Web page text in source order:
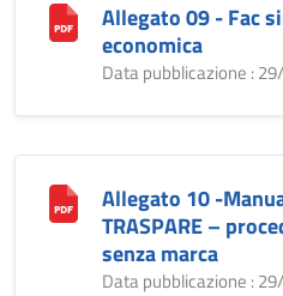
Allegato 09 - Fac
economica
Data pubblicazione :
Allegato 10 -
TRASPARE –
senza marca
Data pubblicazione :